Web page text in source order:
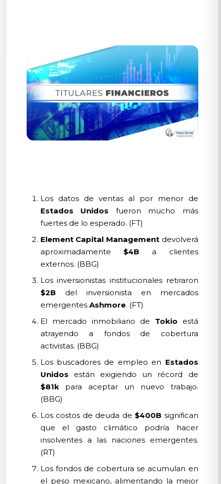
Los datos de ventas al por menor de
Estados Unidos fueron mucho más
fuertes de lo esperado. (FT)
Element Capital Managementdevolverá
aproximadamente $4B a clientes
externos. (BBG)
Los inversionistas institucionales retiraron
$2Bdel inversionista en mercados
emergentes Ashmore. (FT)
El mercado inmobiliario de Tokio está
atrayendo a fondos de cobertura
activistas. (BBG)
Los buscadores de empleo en Estados
Unidos están exigiendo un récord de
$81kpara aceptar un nuevo trabajo.
(BBG)
Los costos de deuda de $400B significan
que el gasto climático podría hacer
insolventes a las naciones emergentes.
(RT)
Los fondos de cobertura se acumulan en
el peso mexicano, alimentando la mejor